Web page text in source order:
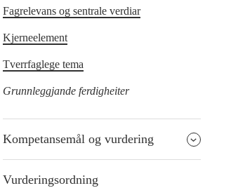
Fagrelevans og sentrale verdiar
Kjerneelement
Tverrfaglege tema
Grunnleggjande ferdigheiter
Kompetansemål og vurdering
Vurderingsordning